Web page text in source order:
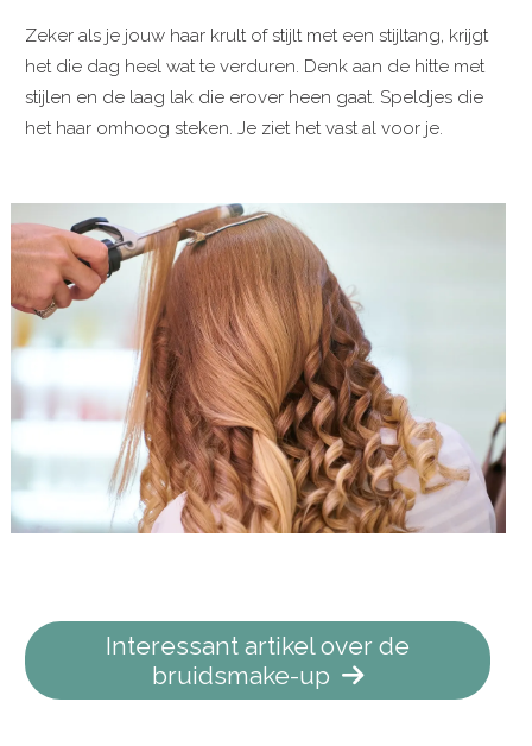
Zeker als je jouw haar krult of stijlt met een stijltang, krijgt
het die dag heel wat te verduren. Denk aan de hitte met
stijlen en de laag lak die erover heen gaat. Speldjes die
het haar omhoog steken. Je ziet het vast al voor je.
Interessant artikel over de
bruidsmake-up